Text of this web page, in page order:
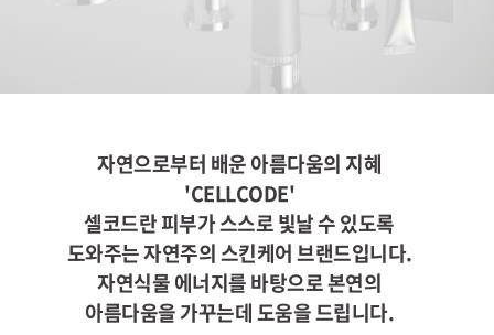
자연으로부터 배운 아름다움의 지혜
'CELLCODE'
셀코드란 피부가 스스로 빛날 수 있도록
도와주는 자연주의 스킨케어 브랜드입니다.
자연식물 에너지를 바탕으로 본연의
아름다움을 가꾸는데 도움을 드립니다.